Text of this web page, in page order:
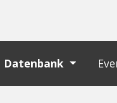
Datenbank